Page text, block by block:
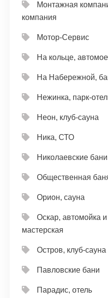
Монтажная
компания
Мотор-Сервис
На кольце,
На Набережной,
Нежинка, парк-
Неон, клуб-сауна
Ника, СТО
Николаевские
Общественная
Орион, сауна
Оскар, автомойка
мастерская
Остров, клуб-сауна
Павловские бани
Парадис, отель